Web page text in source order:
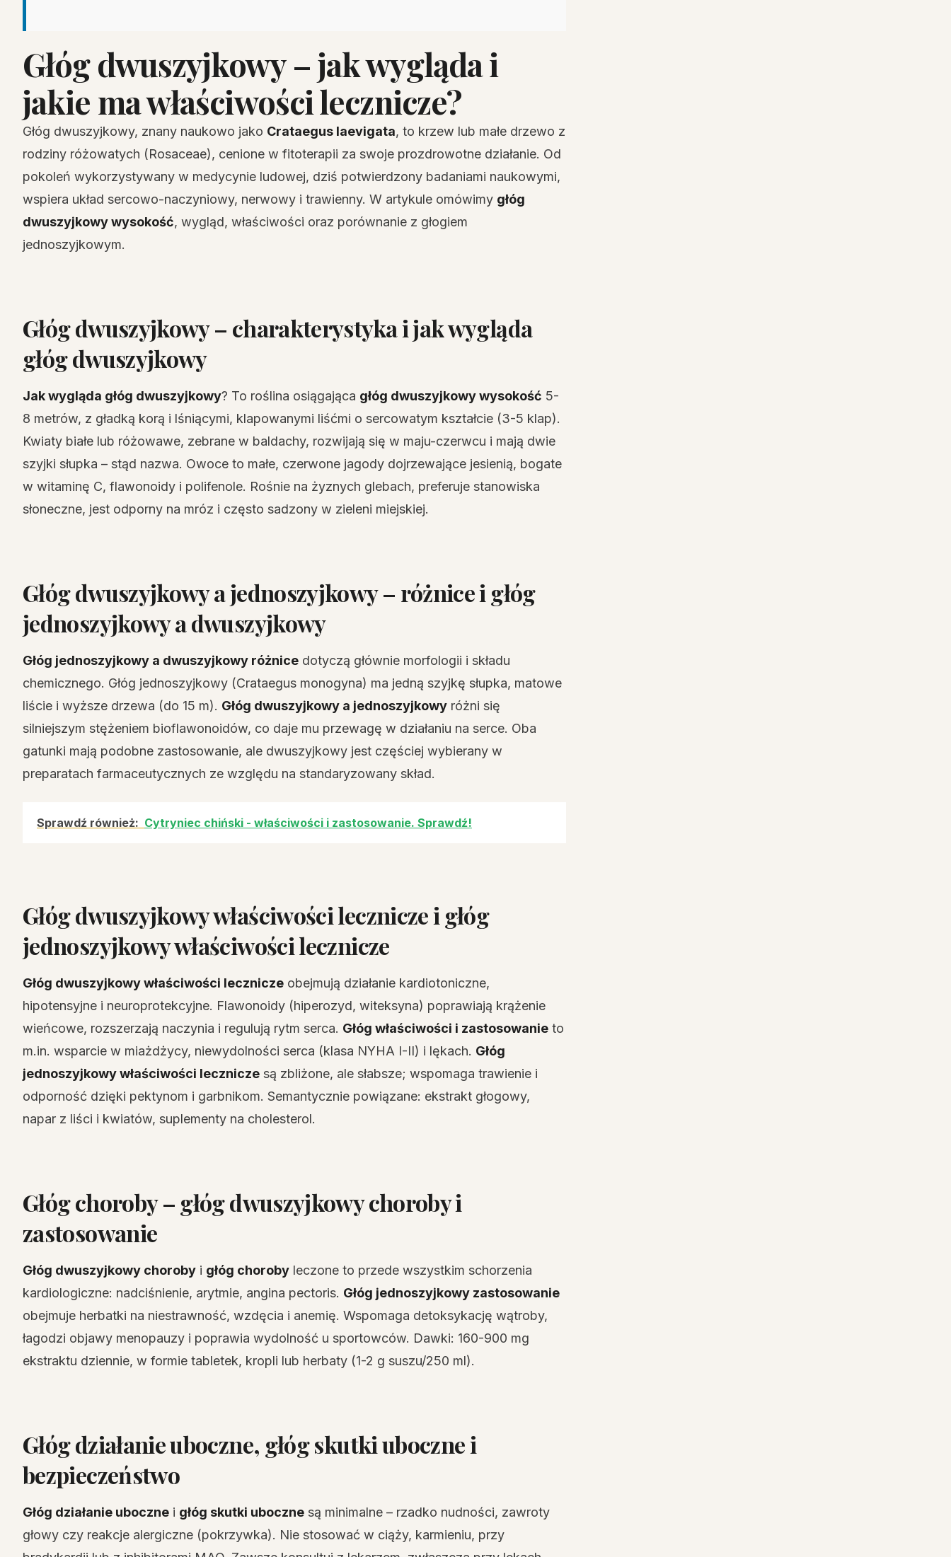
Głóg dwuszyjkowy – jak wygląda i
jakie ma właściwości lecznicze?
Głóg dwuszyjkowy, znany naukowo jako Crataegus laevigata, to krzew lub małe drzewo z
rodziny różowatych (Rosaceae), cenione w fitoterapii za swoje prozdrowotne działanie. Od
pokoleń wykorzystywany w medycynie ludowej, dziś potwierdzony badaniami naukowymi,
wspiera układ sercowo-naczyniowy, nerwowy i trawienny. W artykule omówimy głóg
dwuszyjkowy wysokość, wygląd, właściwości oraz porównanie z głogiem
jednoszyjkowym.
Głóg dwuszyjkowy – charakterystyka i jak wygląda
głóg dwuszyjkowy
Jak wygląda głóg dwuszyjkowy? To roślina osiągająca głóg dwuszyjkowy wysokość 5-
8 metrów, z gładką korą i lśniącymi, klapowanymi liśćmi o sercowatym kształcie (3-5 klap).
Kwiaty białe lub różowawe, zebrane w baldachy, rozwijają się w maju-czerwcu i mają dwie
szyjki słupka – stąd nazwa. Owoce to małe, czerwone jagody dojrzewające jesienią, bogate
w witaminę C, flawonoidy i polifenole. Rośnie na żyznych glebach, preferuje stanowiska
słoneczne, jest odporny na mróz i często sadzony w zieleni miejskiej.
Głóg dwuszyjkowy a jednoszyjkowy – różnice i głóg
jednoszyjkowy a dwuszyjkowy
Głóg jednoszyjkowy a dwuszyjkowy różnice dotyczą głównie morfologii i składu
chemicznego. Głóg jednoszyjkowy (Crataegus monogyna) ma jedną szyjkę słupka, matowe
liście i wyższe drzewa (do 15 m). Głóg dwuszyjkowy a jednoszyjkowy różni się
silniejszym stężeniem bioflawonoidów, co daje mu przewagę w działaniu na serce. Oba
gatunki mają podobne zastosowanie, ale dwuszyjkowy jest częściej wybierany w
preparatach farmaceutycznych ze względu na standaryzowany skład.
Sprawdź również: Cytryniec chiński - właściwości i zastosowanie. Sprawdź!
Głóg dwuszyjkowy właściwości lecznicze i głóg
jednoszyjkowy właściwości lecznicze
Głóg dwuszyjkowy właściwości lecznicze obejmują działanie kardiotoniczne,
hipotensyjne i neuroprotekcyjne. Flawonoidy (hiperozyd, witeksyna) poprawiają krążenie
wieńcowe, rozszerzają naczynia i regulują rytm serca. Głóg właściwości i zastosowanie to
m.in. wsparcie w miażdżycy, niewydolności serca (klasa NYHA I-II) i lękach. Głóg
jednoszyjkowy właściwości lecznicze są zbliżone, ale słabsze; wspomaga trawienie i
odporność dzięki pektynom i garbnikom. Semantycznie powiązane: ekstrakt głogowy,
napar z liści i kwiatów, suplementy na cholesterol.
Głóg choroby – głóg dwuszyjkowy choroby i
zastosowanie
Głóg dwuszyjkowy choroby i głóg choroby leczone to przede wszystkim schorzenia
kardiologiczne: nadciśnienie, arytmie, angina pectoris. Głóg jednoszyjkowy zastosowanie
obejmuje herbatki na niestrawność, wzdęcia i anemię. Wspomaga detoksykację wątroby,
łagodzi objawy menopauzy i poprawia wydolność u sportowców. Dawki: 160-900 mg
ekstraktu dziennie, w formie tabletek, kropli lub herbaty (1-2 g suszu/250 ml).
Głóg działanie uboczne, głóg skutki uboczne i
bezpieczeństwo
Głóg działanie uboczne i głóg skutki uboczne są minimalne – rzadko nudności, zawroty
głowy czy reakcje alergiczne (pokrzywka). Nie stosować w ciąży, karmieniu, przy